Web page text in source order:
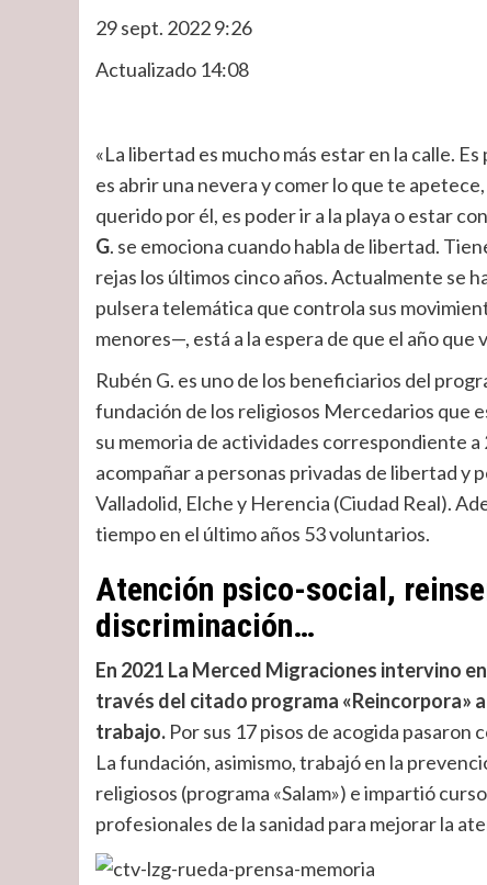
29 sept. 2022 9:26
Actualizado 14:08
«La libertad es mucho más estar en la calle.
es abrir una nevera y comer lo que te
querido por él, es poder ir a la playa o estar
G. se emociona cuando habla de libertad.
rejas los últimos cinco años. Actualmente se
pulsera telemática que controla sus
menores—, está a la espera de que el año
Rubén G. es uno de los beneficiarios del
fundación de los religiosos Mercedarios que
su memoria de actividades correspondiente
acompañar a personas privadas de libertad y
Valladolid, Elche y Herencia (Ciudad Real).
tiempo en el último años 53 voluntarios.
Atención psico-social,
discriminación…
En 2021 La Merced Migraciones intervino
través del citado programa «Reincorpora»
trabajo. Por sus 17 pisos de acogida pasaron
La fundación, asimismo, trabajó en la
religiosos (programa «Salam») e impartió
profesionales de la sanidad para mejorar la